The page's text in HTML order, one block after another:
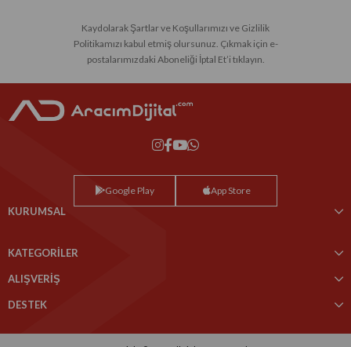
Kaydolarak Şartlar ve Koşullarımızı ve Gizlilik
Politikamızı kabul etmiş olursunuz. Çıkmak için e-
postalarımızdaki Aboneliği İptal Et’i tıklayın.
Google Play App Store
KURUMSAL
KATEGORİLER
ALIŞVERİŞ
DESTEK